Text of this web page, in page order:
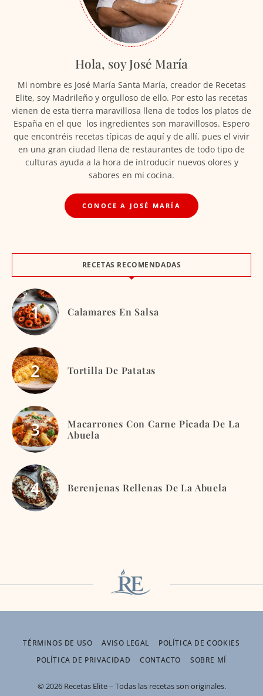
Hola, soy José María
Mi nombre es José María Santa María, creador de Recetas
Elite, soy Madrileño y orgulloso de ello. Por esto las recetas
vienen de esta tierra maravillosa llena de todos los platos de
España en el que los ingredientes son maravillosos. Espero
que encontréis recetas típicas de aquí y de allí, pues el vivir
en una gran ciudad llena de restaurantes de todo tipo de
culturas ayuda a la hora de introducir nuevos olores y
sabores en mi cocina.
CONOCE A JOSÉ MARÍA
RECETAS RECOMENDADAS
Calamares En Salsa
Tortilla De Patatas
Macarrones Con Carne Picada De La
Abuela
Berenjenas Rellenas De La Abuela
TÉRMINOS DE USO AVISO LEGAL
POLÍTICA DE COOKIES
POLÍTICA DE PRIVACIDAD
CONTACTO SOBRE MÍ
© 2026 Recetas Elite – Todas las recetas son originales.